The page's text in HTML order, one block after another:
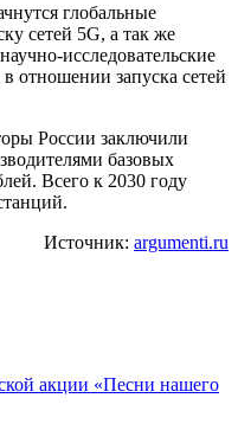
глобальные
сетей 5G, а так же
исследовательские
отношении запуска сетей
России заключили
базовых
Всего к 2030 году
Источник: argumenti.ru
акции «Песни нашего